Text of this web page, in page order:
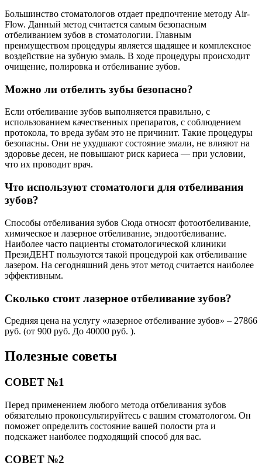
Большинство стоматологов отдает предпочтение методу Air-
Flow. Данный метод считается самым безопасным
отбеливанием зубов в стоматологии. Главным
преимуществом процедуры является щадящее и комплексное
воздействие на зубную эмаль. В ходе процедуры происходит
очищение, полировка и отбеливание зубов.
Можно ли отбелить зубы безопасно?
Если отбеливание зубов выполняется правильно, с
использованием качественных препаратов, с соблюдением
протокола, то вреда зубам это не причинит. Такие процедуры
безопасны. Они не ухудшают состояние эмали, не влияют на
здоровье десен, не повышают риск кариеса — при условии,
что их проводит врач.
Что используют стоматологи для отбеливания
зубов?
Способы отбеливания зубов Сюда относят фотоотбеливание,
химическое и лазерное отбеливание, эндоотбеливание.
Наиболее часто пациенты стоматологической клиники
ПрезиДЕНТ пользуются такой процедурой как отбеливание
лазером. На сегодняшний день этот метод считается наиболее
эффективным.
Сколько стоит лазерное отбеливание зубов?
Средняя цена на услугу «лазерное отбеливание зубов» – 27866
руб. (от 900 руб. До 40000 руб. ).
Полезные советы
СОВЕТ №1
Перед применением любого метода отбеливания зубов
обязательно проконсультируйтесь с вашим стоматологом. Он
поможет определить состояние вашей полости рта и
подскажет наиболее подходящий способ для вас.
СОВЕТ №2